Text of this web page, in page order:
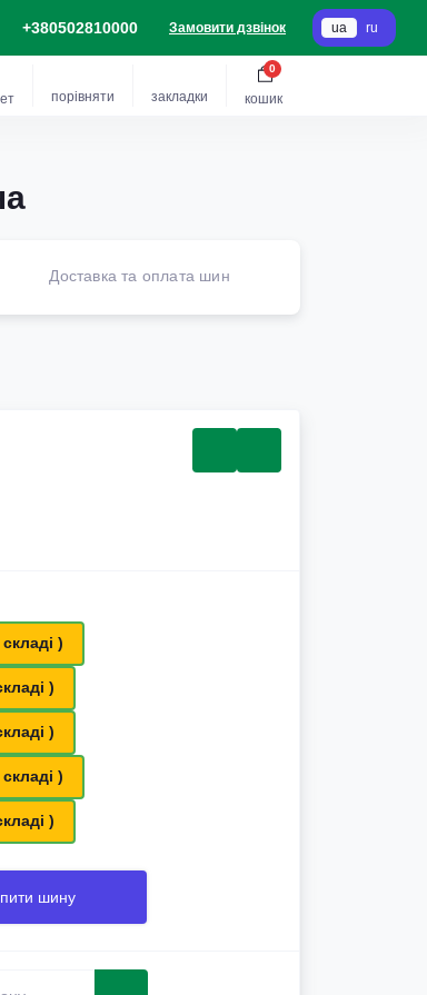
+380502810000 Замовити дзвінок ua ru
порівняти закладки кошик
0
Доставка та оплата шин
)
)
)
)
)
шину